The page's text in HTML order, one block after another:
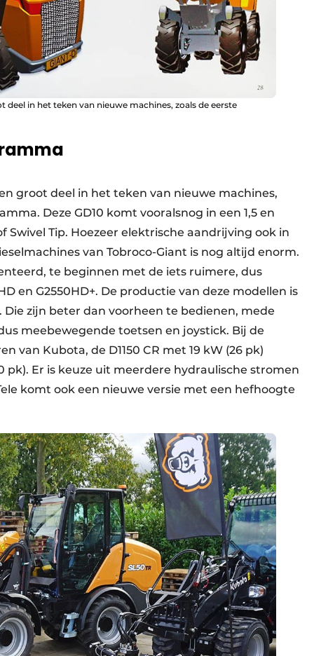
deel in het teken van nieuwe machines, zoals de eerste
groot deel in het teken van nieuwe machines,
Deze GD10 komt vooralsnog in een 1,5 en
Swivel Tip. Hoezeer elektrische aandrijving ook in
van Tobroco-Giant is nog altijd enorm.
te beginnen met de iets ruimere, dus
en G2550HD+. De productie van deze modellen is
zijn beter dan voorheen te bedienen, mede
meebewegende toetsen en joystick. Bij de
van Kubota, de D1150 CR met 19 kW (26 pk)
pk). Er is keuze uit meerdere hydraulische stromen
komt ook een nieuwe versie met een hefhoogte